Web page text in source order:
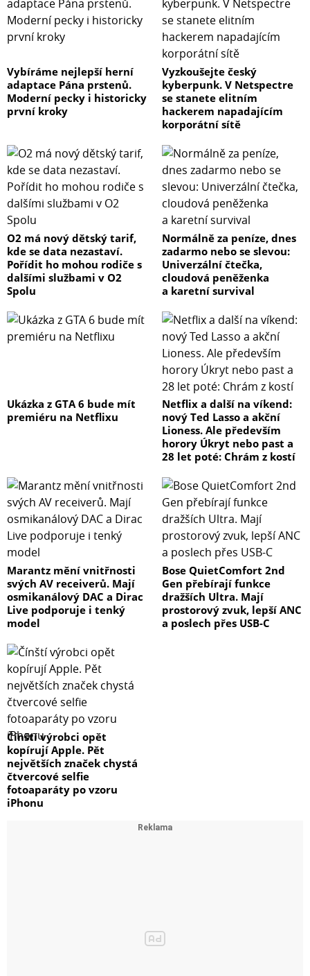
Vybíráme nejlepší herní
adaptace Pána prstenů.
Moderní pecky i historicky
první kroky
Vyzkoušejte český
kyberpunk. V Netspectre
se stanete elitním
hackerem napadajícím
korporátní sítě
O2 má nový dětský tarif,
kde se data nezastaví.
Pořídit ho mohou rodiče s
dalšími službami v O2
Spolu
Normálně za peníze, dnes
zadarmo nebo se slevou:
Univerzální čtečka,
cloudová peněženka
a karetní survival
Ukázka z GTA 6 bude mít
premiéru na Netflixu
Netflix a další na víkend:
nový Ted Lasso a akční
Lioness. Ale především
horory Úkryt nebo past a
28 let poté: Chrám z kostí
Marantz mění vnitřnosti
svých AV receiverů. Mají
osmikanálový DAC a Dirac
Live podporuje i tenký
model
Bose QuietComfort 2nd
Gen přebírají funkce
dražších Ultra. Mají
prostorový zvuk, lepší ANC
a poslech přes USB-C
Čínští výrobci opět
kopírují Apple. Pět
největších značek chystá
čtvercové selfie
fotoaparáty po vzoru
iPhonu